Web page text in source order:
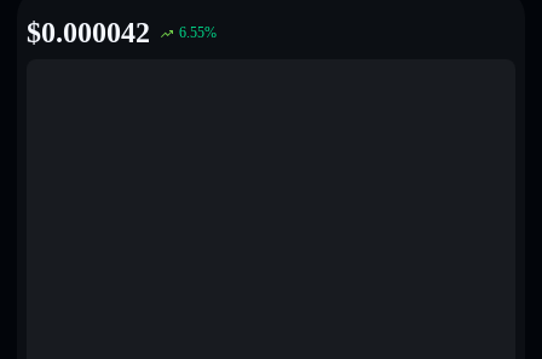
$0.000042 6.55%